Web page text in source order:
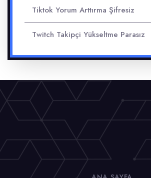
Tiktok Yorum Arttırma Şifresiz
Twitch Takipçi Yükseltme Parasız